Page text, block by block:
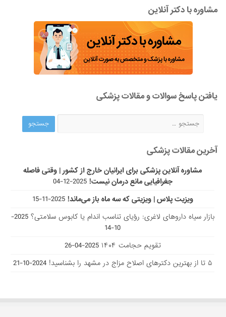
مشاوره با دکتر آنلاین
یافتن پاسخ سوالات و مقالات پزشکی
آخرین مقالات پزشکی
مشاوره آنلاین پزشکی برای ایرانیان خارج از کشور | وقتی فاصله
جغرافیایی مانع درمان نیست! 2025-12-04
ویزیت پلاس | ویزیتی که سه ماه باز می‌ماند! 2025-11-15
بازار سیاه داروهای لاغری: رؤیای تناسب اندام یا کابوس سلامتی؟
2025-
10-14
تقویم حجامت ۱۴۰۴
2025-04-26
۵ تا از بهترین دکتر‌های اصلاح مزاج در مشهد را بشناسید!
2024-10-21